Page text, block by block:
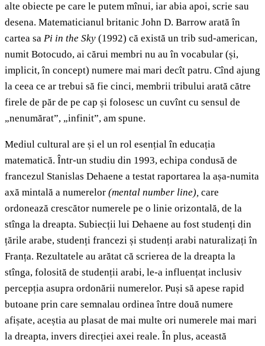
alte obiecte pe care le putem mînui, iar abia apoi, scrie sau
desena. Matematicianul britanic John D. Barrow arată în
cartea sa Pi in the Sky (1992) că există un trib sud-american,
numit Botocudo, ai cărui membri nu au în vocabular (și,
implicit, în concept) numere mai mari decît patru. Cînd ajung
la ceea ce ar trebui să fie cinci, membrii tribului arată către
firele de păr de pe cap și folosesc un cuvînt cu sensul de
„nenumărat”, „infinit”, am spune.
Mediul cultural are și el un rol esențial în educația
matematică. Într-un studiu din 1993, echipa condusă de
francezul Stanislas Dehaene a testat raportarea la așa-numita
axă mintală a numerelor (mental number line), care
ordonează crescător numerele pe o linie orizontală, de la
stînga la dreapta. Subiecții lui Dehaene au fost studenți din
țările arabe, studenți francezi și studenți arabi naturalizați în
Franța. Rezultatele au arătat că scrierea de la dreapta la
stînga, folosită de studenții arabi, le-a influențat inclusiv
percepția asupra ordonării numerelor. Puși să apese rapid
butoane prin care semnalau ordinea între două numere
afișate, aceștia au plasat de mai multe ori numerele mai mari
la dreapta, invers direcției axei reale. În plus, această